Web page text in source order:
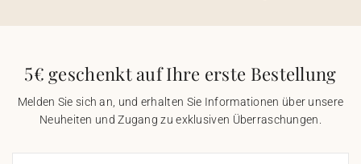
5€ geschenkt auf Ihre erste Bestellung
Melden Sie sich an, und erhalten Sie Informationen über unsere
Neuheiten und Zugang zu exklusiven Überraschungen.